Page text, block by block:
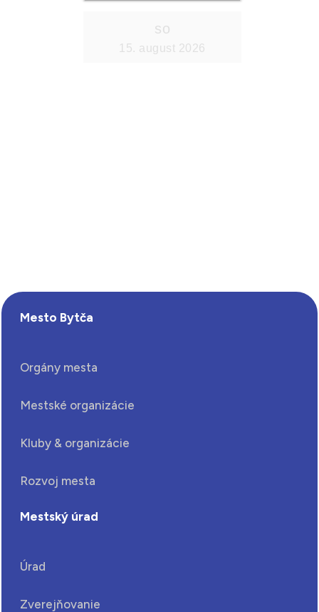
Mesto Bytča
Orgány mesta
Mestské organizácie
Kluby & organizácie
Rozvoj mesta
Mestský úrad
Úrad
Zverejňovanie